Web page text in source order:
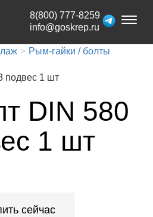
Toggle
8(800) 777-8259
info@goskrep.ru
Рым-гайки / болты
подвес 1 шт
DIN 580
1 шт
сейчас